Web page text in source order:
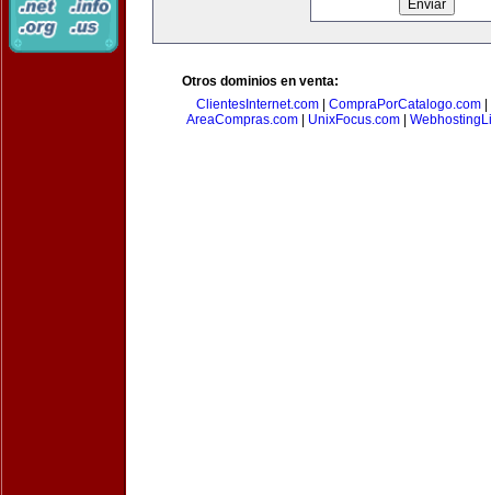
Otros dominios en venta:
ClientesInternet.com
CompraPorCatalogo.com
AreaCompras.com
UnixFocus.com